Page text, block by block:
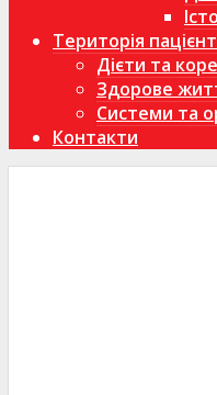
Територія
Дієти та
Здорове
Системи та
Контакти